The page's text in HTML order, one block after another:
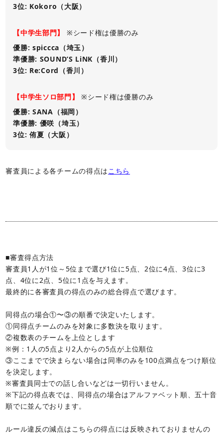
3位: Kokoro（大阪）
【中学生部門】
※シード権は優勝のみ
優勝: spiccca（埼玉）
準優勝: SOUND’S LiNK（香川）
3位: Re:Cord（香川）
【中学生ソロ部門】
※シード権は優勝のみ
優勝: SANA（福岡）
準優勝: 優咲（埼玉）
3位: 侑夏（大阪）
審査員による各チームの得点はこちら
■審査得点方法
審査員1人が1位～5位まで選び1位に5点、2位に4点、3位に3
点、4位に2点、5位に1点を与えます。
最終的に各審査員の得点のみの総合得点で選びます。
同得点の場合①〜③の順番で決定いたします。
①同得点チームのみを対象に多数決を取ります。
②複数表のチームを上位とします
※例：1人の5点より2人からの5点が上位順位
③ここまでで決まらない場合は同率のみを100点満点をつけ順位
を決定します。
※審査員同士での話し合いなどは一切行いません。
※下記の得点表では、同得点の場合はアルファベット順、五十音
順でに並んでおります。
ルール違反の減点はこちらの得点には反映されておりませんの